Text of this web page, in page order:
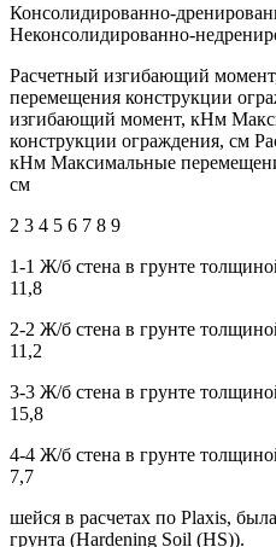
Консолидированно-
Неконсолидированно-
Расчетный изгибающий
перемещения конструкции
изгибающий момент, кНм
конструкции ограждения, см
кНм Максимальные
см
2 3 4 5 6 7 8 9
1-1 Ж/б стена в грунте
11,8
2-2 Ж/б стена в грунте
11,2
3-3 Ж/б стена в грунте
15,8
4-4 Ж/б стена в грунте
7,7
шейся в расчетах по Plaxis,
грунта (Hardening Soil (HS)).